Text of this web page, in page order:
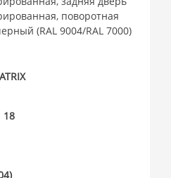
поворотная
(RAL 9004/RAL 7000)
18